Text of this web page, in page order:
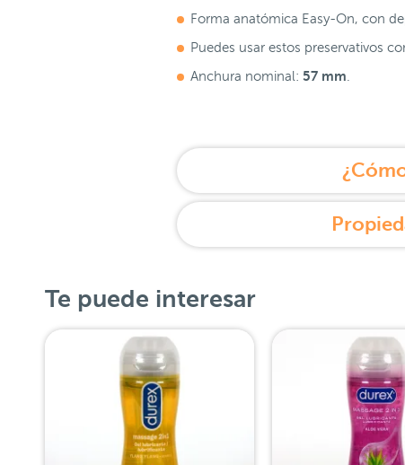
Forma anatómica Easy-On, con
Puedes usar estos preservativos
Anchura nominal: 57 mm
Te puede interesar